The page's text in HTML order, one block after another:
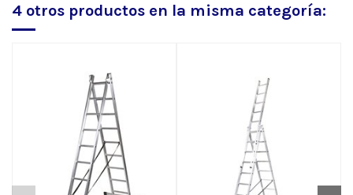
4 otros productos en la misma categoría: